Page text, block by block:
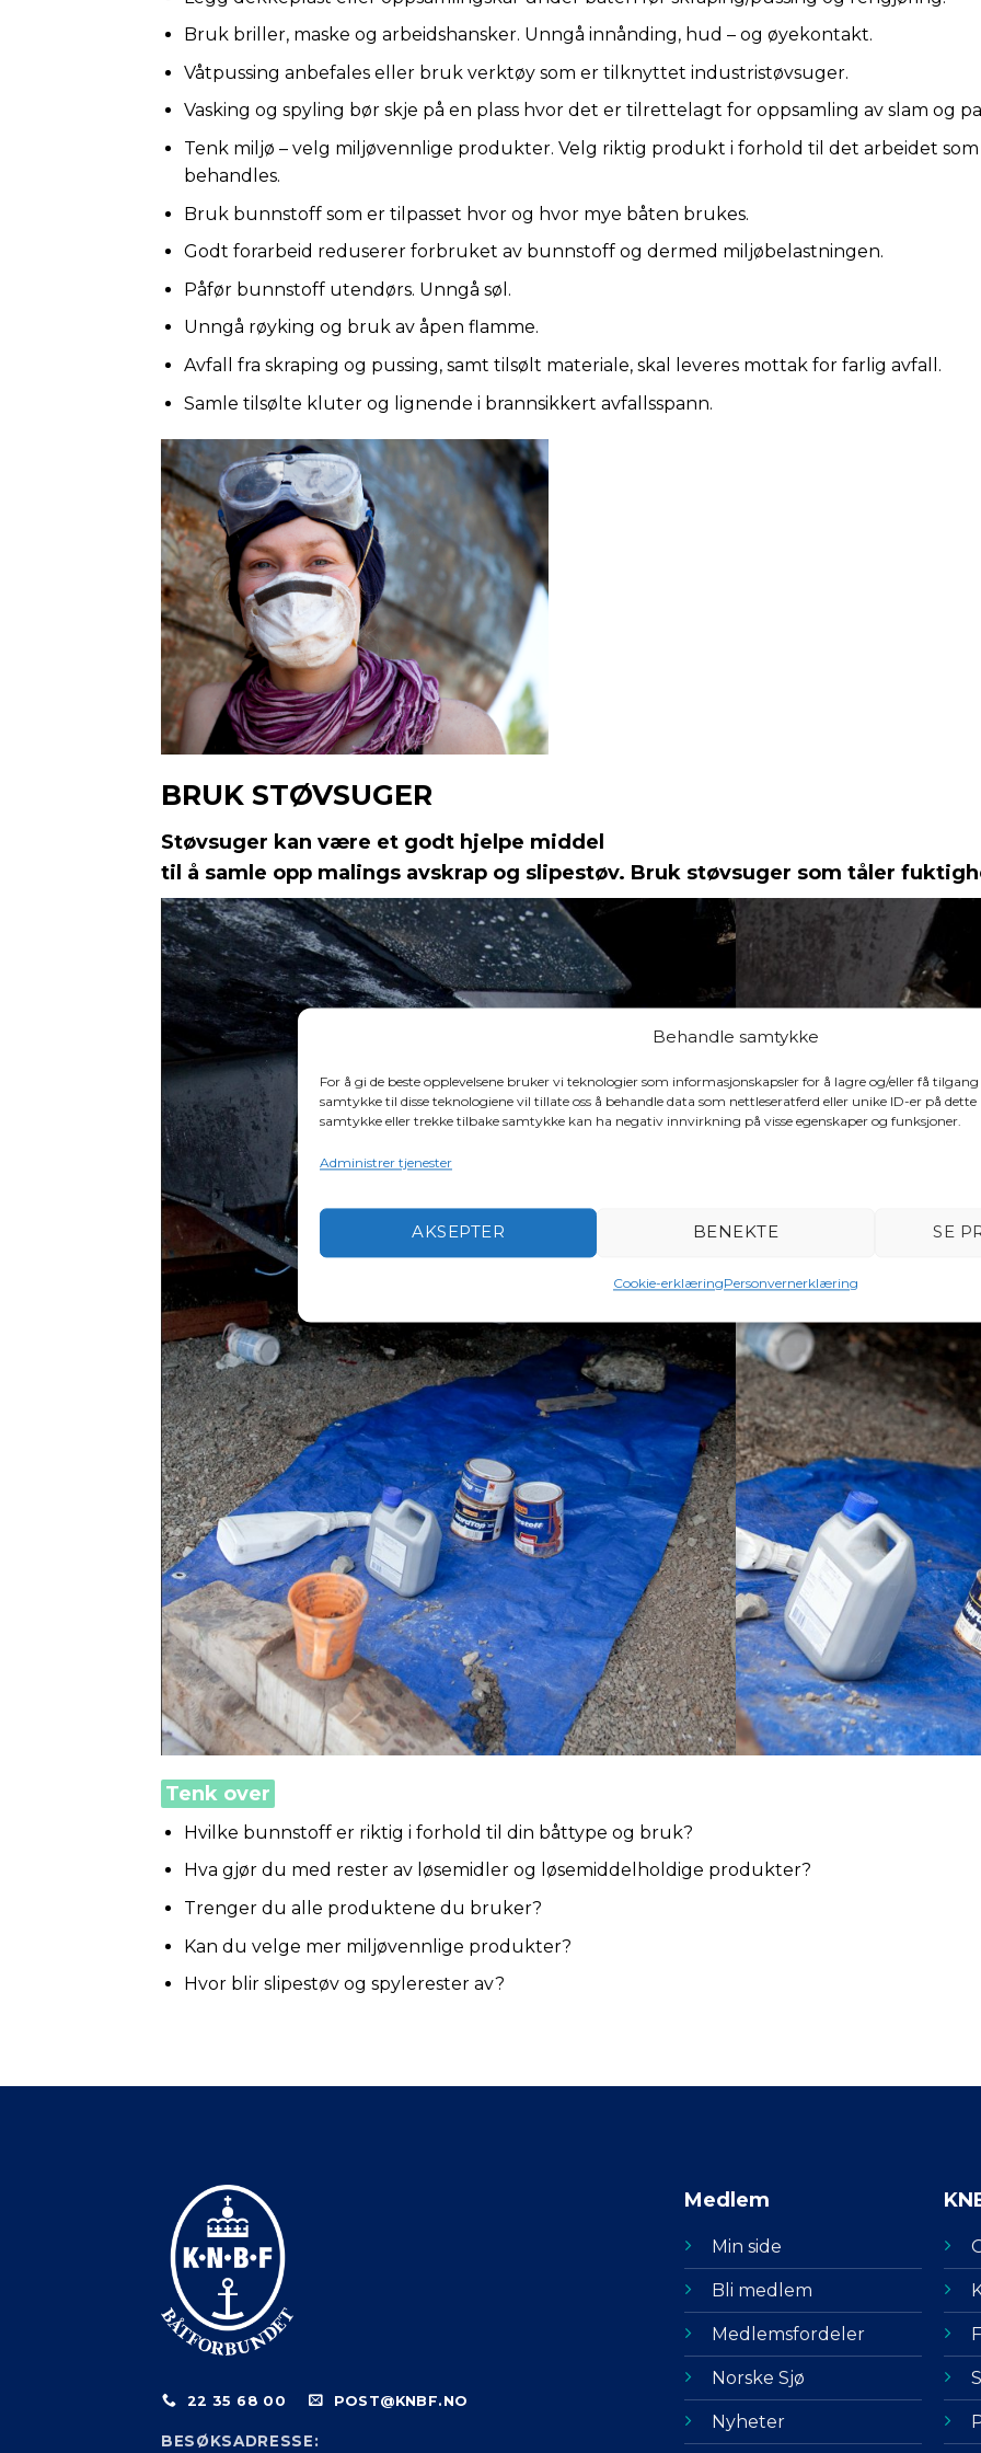
Behandle samtykke
For å gi de beste opplevelsene bruker vi teknologier som informasjonskapsler for å lagre og/eller få
samtykke til disse teknologiene vil tillate oss å behandle data som nettleseratferd eller unike ID-er på
samtykke eller trekke tilbake samtykke kan ha negativ innvirkning på visse egenskaper og funksjoner.
Administrer tjenester
AKSEPTER BENEKTE SE
Cookie-erklæringPersonvernerklæring
Bruk briller, maske og arbeidshansker. Unngå innånding, hud – og øyekontakt.
Våtpussing anbefales eller bruk verktøy som er tilknyttet industristøvsuger.
Vasking og spyling bør skje på en plass hvor det er tilrettelagt for oppsamling av slam og
Tenk miljø – velg miljøvennlige produkter. Velg riktig produkt i forhold til det arbeidet
behandles.
Bruk bunnstoff som er tilpasset hvor og hvor mye båten brukes.
Godt forarbeid reduserer forbruket av bunnstoff og dermed miljøbelastningen.
Påfør bunnstoff utendørs. Unngå søl.
Unngå røyking og bruk av åpen flamme.
Avfall fra skraping og pussing, samt tilsølt materiale, skal leveres mottak for farlig avfall.
Samle tilsølte kluter og lignende i brannsikkert avfallsspann.
BRUK STØVSUGER
Støvsuger kan være et godt hjelpe middel
til å samle opp malings avskrap og slipestøv. Bruk støvsuger som tåler
Tenk over
Hvilke bunnstoff er riktig i forhold til din båttype og bruk?
Hva gjør du med rester av løsemidler og løsemiddelholdige produkter?
Trenger du alle produktene du bruker?
Kan du velge mer miljøvennlige produkter?
Hvor blir slipestøv og spylerester av?
22 35 68 00 POST@KNBF.NO
BESØKSADRESSE:
Medlem
Min side
Bli medlem
Medlemsfordeler
Norske Sjø
Nyheter